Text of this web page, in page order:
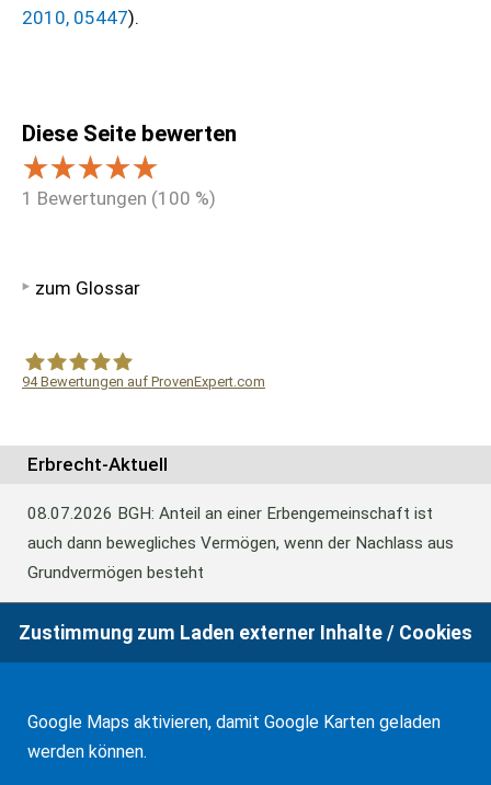
2010, 05447).
Diese Seite bewerten
1 Bewertungen (100 %)
zum Glossar
94Bewertungen auf ProvenExpert.com
Erbrecht-Aktuell
08.07.2026 BGH: Anteil an einer Erbengemeinschaft ist
auch dann bewegliches Vermögen, wenn der Nachlass aus
Grundvermögen besteht
BFH: Abweichende Festsetzung aus
17.03.2026Andalusien: Vergünstigungen bei der
Zustimmung zum Laden externer Inhalte / Cookies
Google Maps aktivieren, damit Google Karten geladen
werden können.